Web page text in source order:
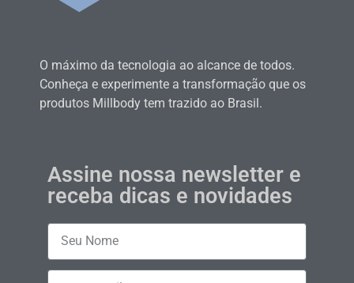
O máximo da tecnologia ao alcance de todos.
Conheça e experimente a transformação que os
produtos Millbody tem trazido ao Brasil.
Assine nossa newsletter e
receba dicas e novidades